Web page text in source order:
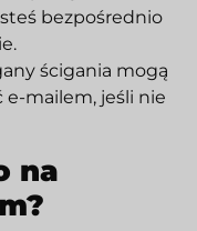
bezpośrednio
ścigania mogą
e-mailem, jeśli nie
na